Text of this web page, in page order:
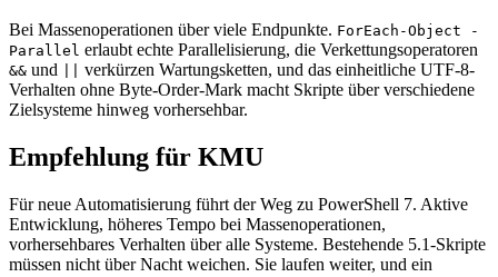
Bei Massenoperationen über viele Endpunkte. ForEach-Object -
Parallel erlaubt echte Parallelisierung, die Verkettungsoperatoren
&& und
verkürzen Wartungsketten, und das einheitliche UTF-8-
Verhalten ohne Byte-Order-Mark macht Skripte über verschiedene
Zielsysteme hinweg vorhersehbar.
Empfehlung für KMU
Für neue Automatisierung führt der Weg zu PowerShell 7. Aktive
Entwicklung, höheres Tempo bei Massenoperationen,
vorhersehbares Verhalten über alle Systeme. Bestehende 5.1-Skripte
müssen nicht über Nacht weichen. Sie laufen weiter, und ein